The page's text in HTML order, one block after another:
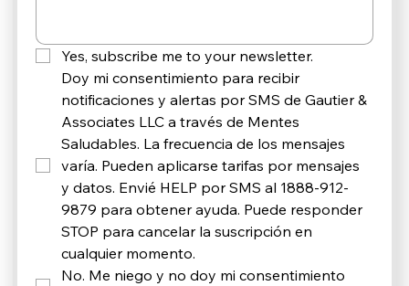
Yes, subscribe me to your newsletter.
Doy mi consentimiento para recibir
notificaciones y alertas por SMS de Gautier &
Associates LLC a través de Mentes
Saludables. La frecuencia de los mensajes
varía. Pueden aplicarse tarifas por mensajes
y datos. Envié HELP por SMS al 1888-912-
9879 para obtener ayuda. Puede responder
STOP para cancelar la suscripción en
No. Me niego y no doy mi consentimiento